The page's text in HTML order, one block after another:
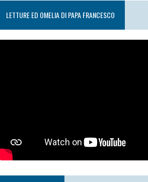
LETTURE ED OMELIA DI PAPA FRANCESCO